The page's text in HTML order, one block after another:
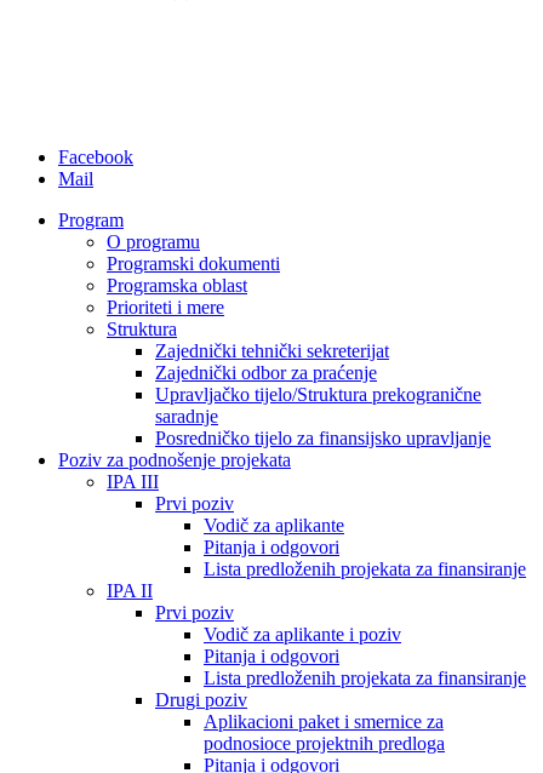
Facebook
Mail
Program
O programu
Programski dokumenti
Programska oblast
Prioriteti i mere
Struktura
Zajednički tehnički sekreterijat
Zajednički odbor za praćenje
Upravljačko tijelo/Struktura prekogranične
saradnje
Posredničko tijelo za finansijsko upravljanje
Poziv za podnošenje projekata
IPA III
Prvi poziv
Vodič za aplikante
Pitanja i odgovori
Lista predloženih projekata za finansiranje
IPA II
Prvi poziv
Vodič za aplikante i poziv
Pitanja i odgovori
Lista predloženih projekata za finansiranje
Drugi poziv
Aplikacioni paket i smernice za
podnosioce projektnih predloga
Pitanja i odgovori